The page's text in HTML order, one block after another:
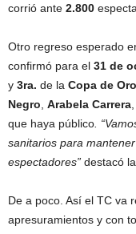
corrió ante 2.800
Otro regreso esperado
confirmó para el 31 de
y 3ra. de la Copa de Oro
Negro Arabela Carrera
que haya público “
sanitarios para
espectadores” destacó
De a poco. Así el TC va
apresuramientos y con